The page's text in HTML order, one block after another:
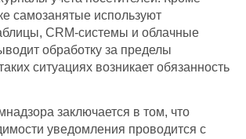
самозанятые используют
CRM-системы и облачные
обработку за пределы
ситуациях возникает обязанность
заключается в том, что
уведомления проводится с